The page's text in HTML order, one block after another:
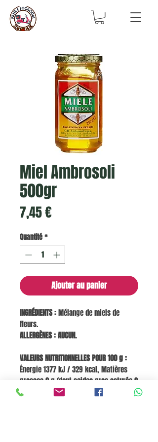
Miel Ambrosoli
500gr
7,45 €Prix
Quantité*
Ajouter au panier
INGRÉDIENTS :Mélange de miels de
fleurs.
ALLERGÈNES : AUCUN.
VALEURS NUTRITIONNELLES POUR 100 g :
Énergie 1377 kJ / 329 kcal, Matières
grasses 0 g (dont acides gras saturés 0
g), Glucides 80,6 g (dont sucres 80,6 g),